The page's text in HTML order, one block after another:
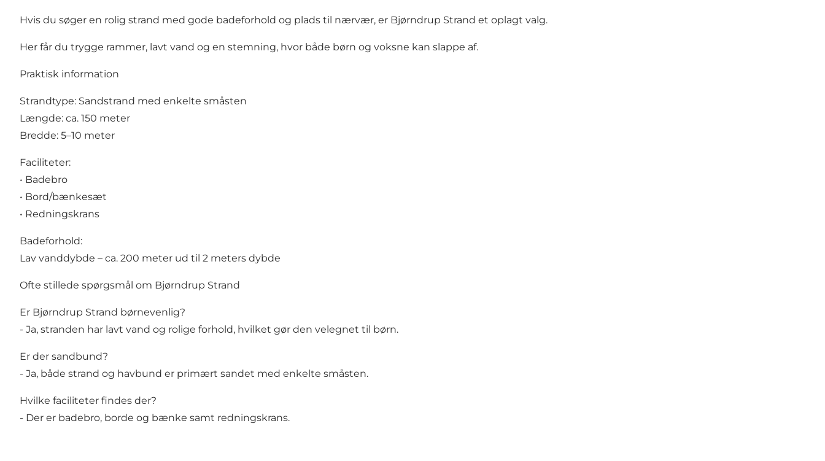
Hvis du søger en rolig strand med gode badeforhold og plads til nærvær, er Bjørndrup Strand et oplagt valg.
Her får du trygge rammer, lavt vand og en stemning, hvor både børn og voksne kan slappe af.
Praktisk information
Strandtype: Sandstrand med enkelte småsten
Længde: ca. 150 meter
Bredde: 5–10 meter
Faciliteter:
• Badebro
• Bord/bænkesæt
• Redningskrans
Badeforhold:
Lav vanddybde – ca. 200 meter ud til 2 meters dybde
Ofte stillede spørgsmål om Bjørndrup Strand
Er Bjørndrup Strand børnevenlig?
- Ja, stranden har lavt vand og rolige forhold, hvilket gør den velegnet til børn.
Er der sandbund?
- Ja, både strand og havbund er primært sandet med enkelte småsten.
Hvilke faciliteter findes der?
- Der er badebro, borde og bænke samt redningskrans.